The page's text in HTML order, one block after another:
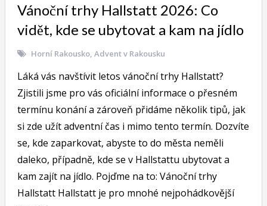
Vánoční trhy Hallstatt 2026: Co
vidět, kde se ubytovat a kam na jídlo
Horní Rakousko, Advent v Rakousku
Láká vás navštívit letos vánoční trhy Hallstatt?
Zjistili jsme pro vás oficiální informace o přesném
termínu konání a zároveň přidáme několik tipů, jak
si zde užít adventní čas i mimo tento termín. Dozvíte
se, kde zaparkovat, abyste to do města neměli
daleko, případně, kde se v Hallstattu ubytovat a
kam zajít na jídlo. Pojďme na to: Vánoční trhy
Hallstatt Hallstatt je pro mnohé nejpohádkovější